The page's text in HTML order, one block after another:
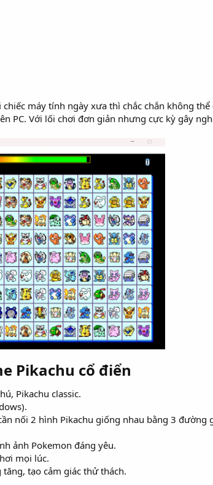
máy tính ngày xưa thì chắc chắn không thể
PC. Với lối chơi đơn giản nhưng cực kỳ gây
Pikachu cổ điển​
Pikachu classic.
nối 2 hình Pikachu giống nhau bằng 3 đường
ảnh Pokemon đáng yêu.
mọi lúc.
tăng, tạo cảm giác thử thách.